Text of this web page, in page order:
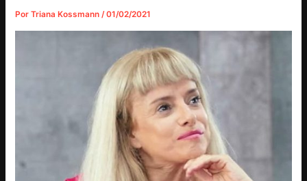
PorTriana Kossmann/01/02/2021